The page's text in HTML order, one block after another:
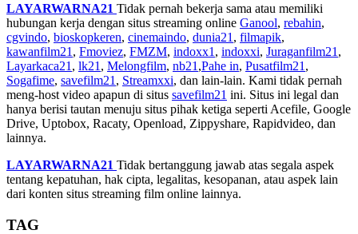
LAYARWARNA21 Tidak pernah bekerja sama atau memiliki
hubungan kerja dengan situs streaming online Ganool, rebahin,
cgvindo, bioskopkeren, cinemaindo, dunia21 , filmapik,
kawanfilm21 , Fmoviez, FMZM, indoxx1 , indoxxi, Juraganfilm21 ,
Layarkaca21 , lk21 , Melongfilm, nb21 ,Pahe in, Pusatfilm21 ,
Sogafime, savefilm21 , Streamxxi, dan lain-lain. Kami tidak pernah
meng-host video apapun di situs savefilm21 ini. Situs ini legal dan
hanya berisi tautan menuju situs pihak ketiga seperti Acefile, Google
Drive, Uptobox, Racaty, Openload, Zippyshare, Rapidvideo, dan
lainnya.
LAYARWARNA21 Tidak bertanggung jawab atas segala aspek
tentang kepatuhan, hak cipta, legalitas, kesopanan, atau aspek lain
dari konten situs streaming film online lainnya.
TAG